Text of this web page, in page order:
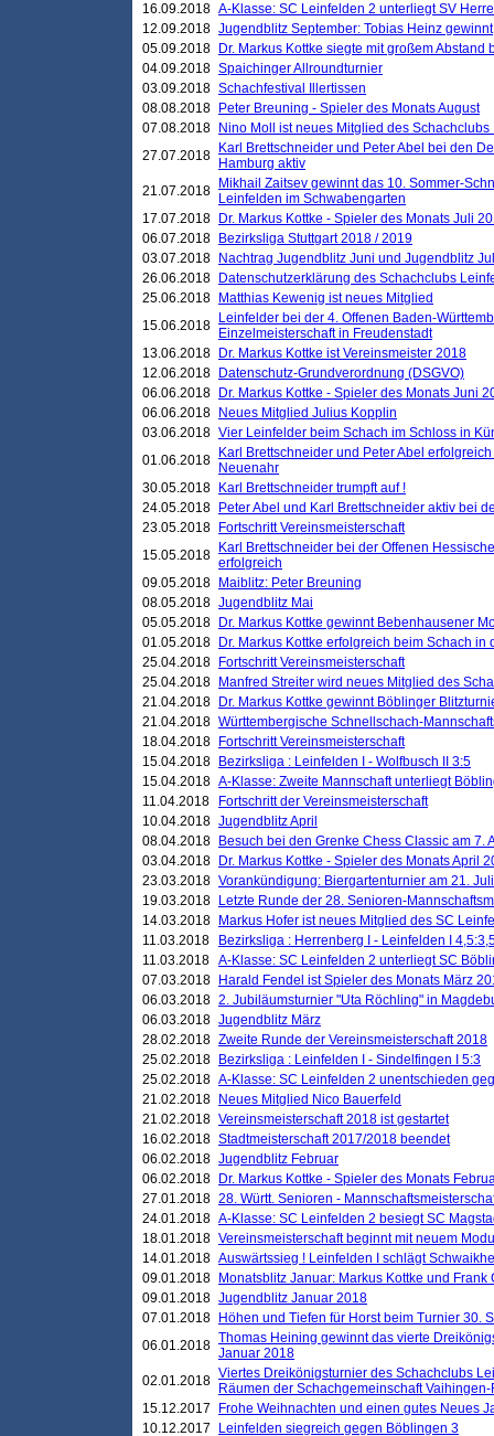
16.09.2018 A-Klasse: SC Leinfelden 2 unterliegt SV
12.09.2018 Jugendblitz September: Tobias Heinz gewinnt
05.09.2018
Dr. Markus Kottke siegte mit großem
04.09.2018 Spaichinger Allroundturnier
03.09.2018 Schachfestival Illertissen
08.08.2018
Peter Breuning - Spieler des Monats August
07.08.2018
Nino Moll ist neues Mitglied des
27.07.2018
Karl Brettschneider und Peter Abel bei den
Hamburg aktiv
21.07.2018
Mikhail Zaitsev gewinnt das 10. Sommer-
Leinfelden im Schwabengarten
17.07.2018
Dr. Markus Kottke - Spieler des Monats Juli
06.07.2018
Bezirksliga Stuttgart 2018 / 2019
03.07.2018
Nachtrag Jugendblitz Juni und Jugendblitz
26.06.2018
Datenschutzerklärung des Schachclubs
25.06.2018
Matthias Kewenig ist neues Mitglied
15.06.2018
Leinfelder bei der 4. Offenen Baden-
Einzelmeisterschaft in Freudenstadt
13.06.2018
Dr. Markus Kottke ist Vereinsmeister 2018
12.06.2018
Datenschutz-Grundverordnung (DSGVO)
06.06.2018
Dr. Markus Kottke - Spieler des Monats Juni
06.06.2018
Neues Mitglied Julius Kopplin
03.06.2018 Vier Leinfelder beim Schach im Schloss in
01.06.2018
Karl Brettschneider und Peter Abel
Neuenahr
30.05.2018
Karl Brettschneider trumpft auf !
24.05.2018
Peter Abel und Karl Brettschneider aktiv bei
23.05.2018
Fortschritt Vereinsmeisterschaft
15.05.2018
Karl Brettschneider bei der Offenen
erfolgreich
09.05.2018
Maiblitz: Peter Breuning
08.05.2018 Jugendblitz Mai
05.05.2018
Dr. Markus Kottke gewinnt Bebenhausener
01.05.2018
Dr. Markus Kottke erfolgreich beim Schach
25.04.2018
Fortschritt Vereinsmeisterschaft
25.04.2018
Manfred Streiter wird neues Mitglied des
21.04.2018
Dr. Markus Kottke gewinnt Böblinger
21.04.2018 Württembergische Schnellschach-
18.04.2018
Fortschritt Vereinsmeisterschaft
15.04.2018
Bezirksliga : Leinfelden I - Wolfbusch II 3:5
15.04.2018 A-Klasse: Zweite Mannschaft unterliegt
11.04.2018
Fortschritt der Vereinsmeisterschaft
10.04.2018 Jugendblitz April
08.04.2018
Besuch bei den Grenke Chess Classic am 7.
03.04.2018
Dr. Markus Kottke - Spieler des Monats April
23.03.2018 Vorankündigung: Biergartenturnier am 21.
19.03.2018
Letzte Runde der 28. Senioren-
14.03.2018
Markus Hofer ist neues Mitglied des SC
11.03.2018
Bezirksliga : Herrenberg I - Leinfelden I
11.03.2018 A-Klasse: SC Leinfelden 2 unterliegt SC
07.03.2018
Harald Fendel ist Spieler des Monats März
06.03.2018 2. Jubiläumsturnier "Uta Röchling" in
06.03.2018 Jugendblitz März
28.02.2018 Zweite Runde der Vereinsmeisterschaft 2018
25.02.2018
Bezirksliga : Leinfelden I - Sindelfingen I 5:3
25.02.2018 A-Klasse: SC Leinfelden 2 unentschieden
21.02.2018
Neues Mitglied Nico Bauerfeld
21.02.2018 Vereinsmeisterschaft 2018 ist gestartet
16.02.2018 Stadtmeisterschaft 2017/2018 beendet
06.02.2018 Jugendblitz Februar
06.02.2018
Dr. Markus Kottke - Spieler des Monats
27.01.2018 28. Württ. Senioren -
24.01.2018 A-Klasse: SC Leinfelden 2 besiegt SC
18.01.2018 Vereinsmeisterschaft beginnt mit neuem
14.01.2018 Auswärtssieg ! Leinfelden I schlägt
09.01.2018
Monatsblitz Januar: Markus Kottke und
09.01.2018 Jugendblitz Januar 2018
07.01.2018
Höhen und Tiefen für Horst beim Turnier 30.
06.01.2018 Thomas Heining gewinnt das vierte
Januar 2018
02.01.2018 Viertes Dreikönigsturnier des Schachclubs
Räumen der Schachgemeinschaft
15.12.2017
Frohe Weihnachten und einen gutes Neues
10.12.2017
Leinfelden siegreich gegen Böblingen 3